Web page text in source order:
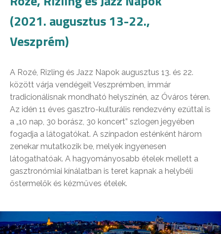
(2021. augusztus 13-22.,
Veszprém)
A Rozé, Rizling és Jazz Napok augusztus 13. és 22.
között várja vendégeit Veszprémben, immár
tradicionálisnak mondható helyszínén, az Óváros téren.
Az idén 11 éves gasztro-kulturális rendezvény ezúttal is
a „10 nap, 30 borász, 30 koncert” szlogen jegyében
fogadja a látogatókat. A színpadon esténként három
zenekar mutatkozik be, melyek ingyenesen
látogathatóak. A hagyományosabb ételek mellett a
gasztronómiai kínálatban is teret kapnak a helybéli
őstermelők és kézműves ételek.